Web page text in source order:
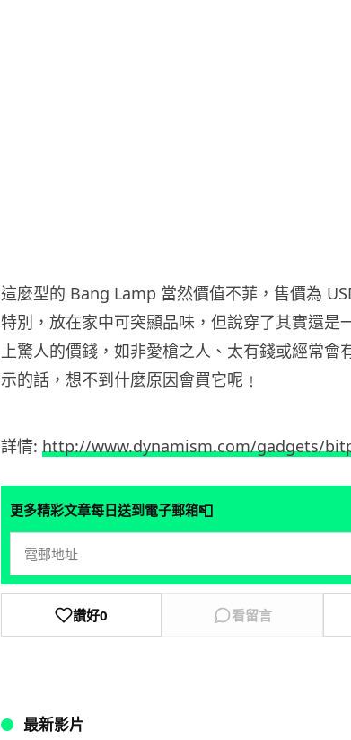
這麼型的 Bang Lamp 當然價值不菲，售價為
特別，放在家中可突顯品味，但說穿了其實還是
上驚人的價錢，如非愛槍之人、太有錢或經常會
示的話，想不到什麼原因會買它呢﹗
詳情: http://www.dynamism.com/gadgets/
更多精彩文章每日送到電子郵箱📮
讚好0 看留言
最新影片